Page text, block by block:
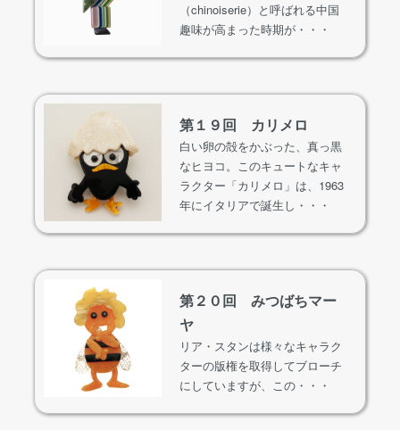
（chinoiserie）と呼ばれる中国
趣味が高まった時期が・・・
第１９回 カリメロ
白い卵の殻をかぶった、真っ黒
なヒヨコ。このキュートなキャ
ラクター「カリメロ」は、1963
年にイタリアで誕生し・・・
第２０回 みつばちマー
ヤ
リア・スタンは様々なキャラク
ターの版権を取得してブローチ
にしていますが、この・・・